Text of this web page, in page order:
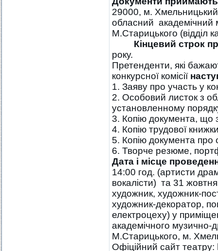
29000, м.
обласний академічний
М.Старицького (відділ
Кінцевий строк
року.
Претенденти, які
конкурсної комісії
1. Заяву про участь у
2. Особовий листок з
установленному
3. Копію документа, що
4. Копію трудової
5. Копію документа про
6. Творче резюме,
Дата і місце
14:00 год. (артисти
вокалісти) та 31
художник, художник-
художник-декоратор,
електроцеху) у
академічного музично-
М.Старицького, м.
Офіційний сайт